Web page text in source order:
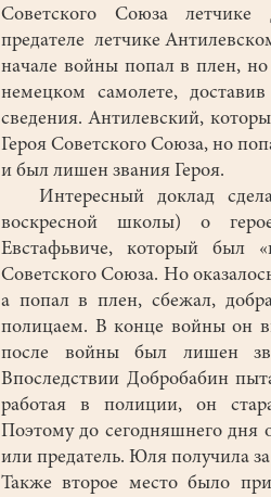
Советского Союза
предателе летчике
начале войны попал в плен,
немецком самолете,
сведения. Антилевский,
Героя Советского Союза, но
и был лишен звания Героя.
Интересный доклад
воскресной школы) о
Евстафьвиче, который был
Советского Союза. Но
а попал в плен, сбежал,
полицаем. В конце войны он
после войны был лишен
Впоследствии Добробабин
работая в полиции, он
Поэтому до сегодняшнего дня
или предатель. Юля получила
Также второе место было